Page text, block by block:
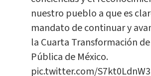
nuestro pueblo a que es
mandato de continuar y
la Cuarta Transformación
Pública de México.
pic.twitter.com/S7kt0LdnW3